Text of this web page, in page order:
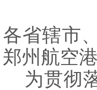
各省辖市
郑州航空
为贯彻